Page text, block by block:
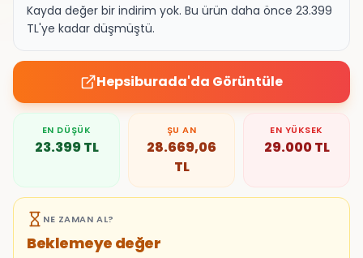
Kayda değer bir indirim yok. Bu ürün daha önce 23.399
TL'ye kadar düşmüştü.
Hepsiburada'da Görüntüle
EN DÜŞÜK
23.399TL
ŞU AN
28.669,06
TL
EN YÜKSEK
29.000TL
NE ZAMAN AL?
Beklemeye değer